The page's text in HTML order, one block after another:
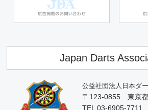
Japan Darts
公益社団法人日本ダ
〒123-0855 東京
TEL 03-6905-7711